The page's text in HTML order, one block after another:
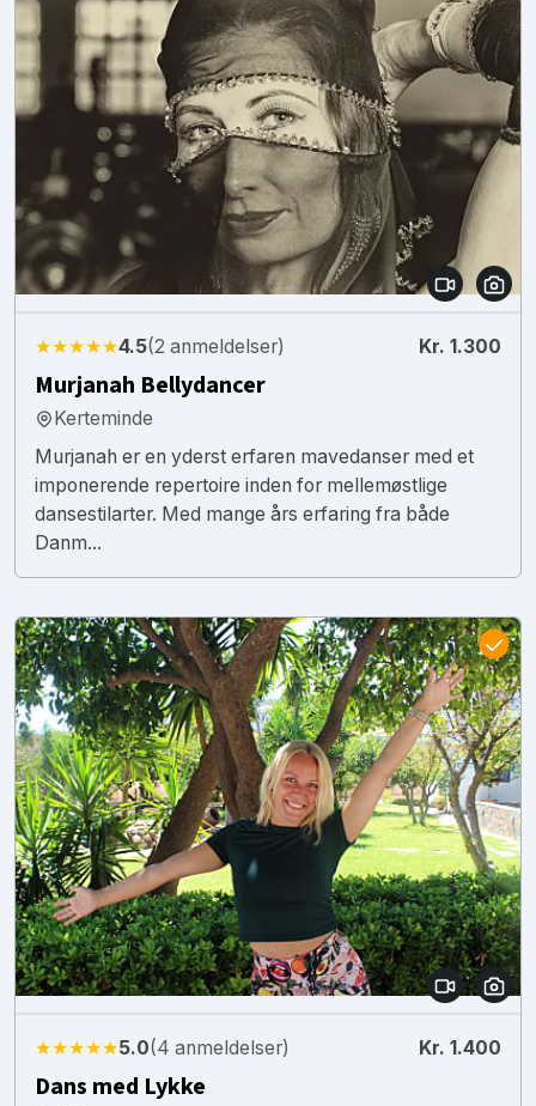
★★★★★4.5(2 anmeldelser) Kr. 1.300
Murjanah Bellydancer
Kerteminde
Murjanah er en yderst erfaren mavedanser med et
imponerende repertoire inden for mellemøstlige
dansestilarter. Med mange års erfaring fra både
Danm...
★★★★★5.0(4 anmeldelser) Kr. 1.400
Dans med Lykke